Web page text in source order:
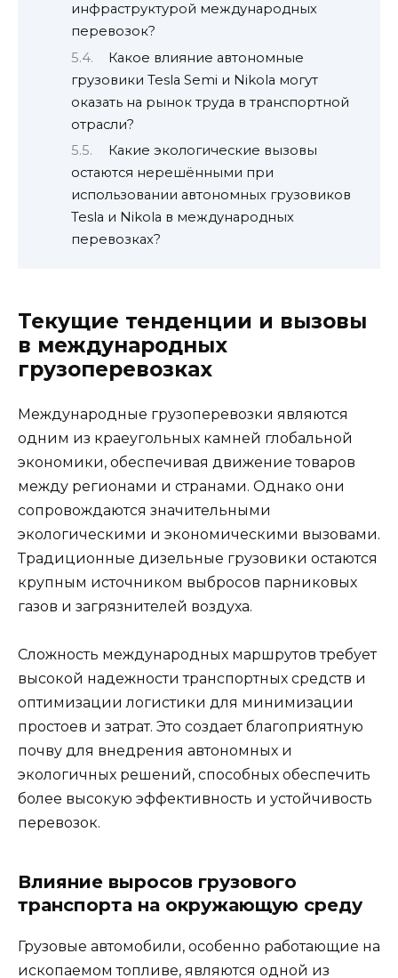
инфраструктурой международных
перевозок?
Какое влияние автономные
грузовики Tesla Semi и Nikola могут
оказать на рынок труда в транспортной
отрасли?
Какие экологические вызовы
остаются нерешёнными при
использовании автономных грузовиков
Tesla и Nikola в международных
перевозках?
Текущие тенденции и вызовы
в международных
грузоперевозках
Международные грузоперевозки являются
одним из краеугольных камней глобальной
экономики, обеспечивая движение товаров
между регионами и странами. Однако они
сопровождаются значительными
экологическими и экономическими вызовами.
Традиционные дизельные грузовики остаются
крупным источником выбросов парниковых
газов и загрязнителей воздуха.
Сложность международных маршрутов требует
высокой надежности транспортных средств и
оптимизации логистики для минимизации
простоев и затрат. Это создает благоприятную
почву для внедрения автономных и
экологичных решений, способных обеспечить
более высокую эффективность и устойчивость
перевозок.
Влияние выросов грузового
транспорта на окружающую среду
Грузовые автомобили, особенно работающие на
ископаемом топливе, являются одной из